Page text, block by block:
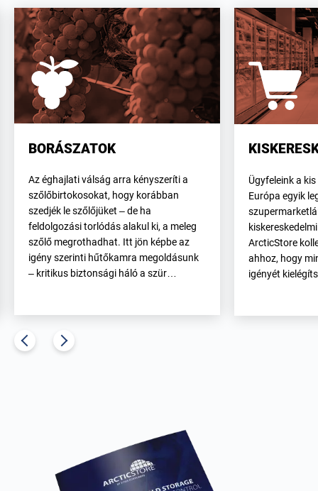
BORÁSZATOK
Az éghajlati válság arra kényszeríti a
szőlőbirtokosokat, hogy korábban
szedjék le szőlőjüket – de ha
feldolgozási torlódás alakul ki, a meleg
szőlő megrothadhat. Itt jön képbe az
igény szerinti hűtőkamra megoldásunk
– kritikus biztonsági háló a szür…
Ügyfeleink a
Európa egyik
ArcticStore
ahhoz, hogy
igényét